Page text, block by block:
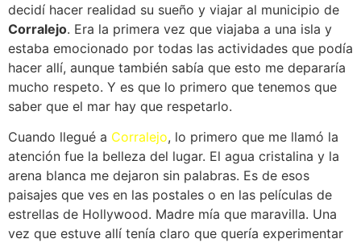
decidí hacer realidad su sueño y viajar al municipio de
Corralejo. Era la primera vez que viajaba a una isla y
estaba emocionado por todas las actividades que podía
hacer allí, aunque también sabía que esto me depararía
mucho respeto. Y es que lo primero que tenemos que
saber que el mar hay que respetarlo.
Cuando llegué a Corralejo, lo primero que me llamó la
atención fue la belleza del lugar. El agua cristalina y la
arena blanca me dejaron sin palabras. Es de esos
paisajes que ves en las postales o en las películas de
estrellas de Hollywood. Madre mía que maravilla. Una
vez que estuve allí tenía claro que quería experimentar